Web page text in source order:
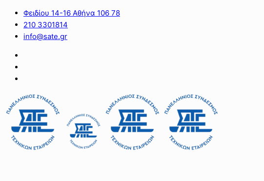
Φειδίου 14-16 Αθήνα 106 78
210 3301814
info@sate.gr